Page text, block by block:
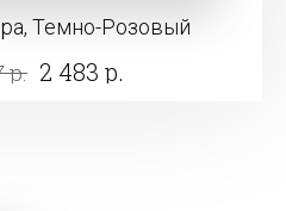
Темно-Розовый
р. 2 483 р.